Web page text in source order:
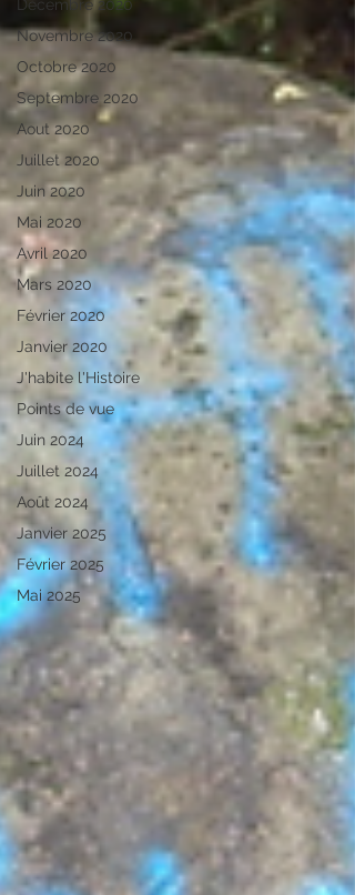
Décembre 2020
Novembre 2020
Octobre 2020
Septembre 2020
Aout 2020
Juillet 2020
Juin 2020
Mai 2020
Avril 2020
Mars 2020
Février 2020
Janvier 2020
J'habite l'Histoire
Points de vue
Juin 2024
Juillet 2024
Août 2024
Janvier 2025
Février 2025
Mai 2025